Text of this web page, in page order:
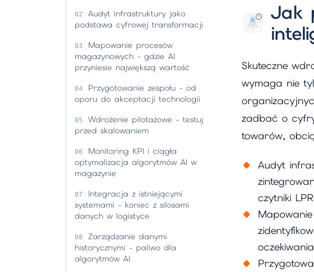
Audyt infrastruktury jako
podstawa cyfrowej transformacji
Mapowanie procesów
magazynowych - gdzie AI
przyniesie największą wartość
Przygotowanie zespołu - od
oporu do akceptacji technologii
Wdrożenie pilotażowe - testuj
przed skalowaniem
Monitoring KPI i ciągła
optymalizacja algorytmów AI w
magazynie
Integracja z istniejącymi
systemami - koniec z silosami
danych w logistyce
Zarządzanie danymi
historycznymi - paliwo dla
algorytmów AI
Jak
Skuteczne
wymaga nie
zadbać o
towarów,
Audyt
czytniki